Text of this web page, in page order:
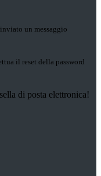
un messaggio
il reset della password
di posta elettronica!